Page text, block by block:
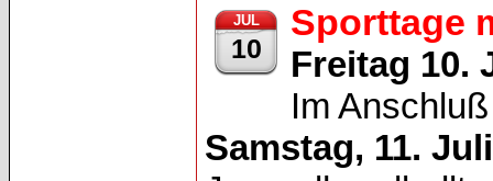
JUL
10
Sporttage
Freitag 10.
Im
Samstag, 11.